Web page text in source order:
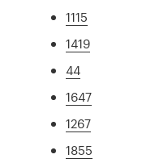
1115
1419
44
1647
1267
1855